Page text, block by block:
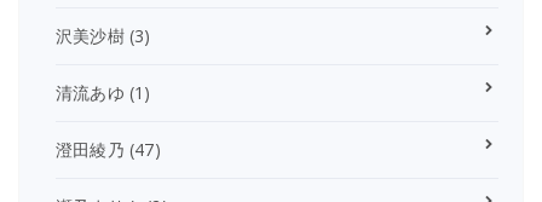
沢美沙樹(3)
清流あゆ (1)
澄田綾乃 (47)